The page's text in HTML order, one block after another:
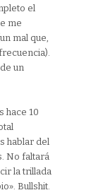
el
me
mal que,
un
hace 10
hablar del
No faltará
la trillada
Bullshit.